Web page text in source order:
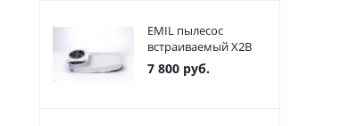
EMIL пылесос
встраиваемый X2В
7 800 руб.